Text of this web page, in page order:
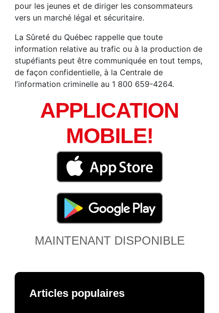
pour les jeunes et de diriger les consommateurs
vers un marché légal et sécuritaire.
La Sûreté du Québec rappelle que toute
information relative au trafic ou à la production de
stupéfiants peut être communiquée en tout temps,
de façon confidentielle, à la Centrale de
l’information criminelle au 1 800 659-4264.
APPLICATION
MOBILE!
MAINTENANT DISPONIBLE
Articles populaires